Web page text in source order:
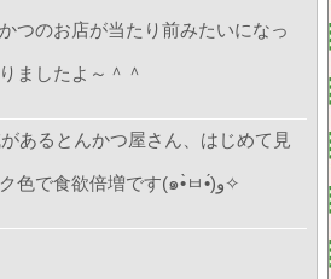
つのお店が当たり前みたいになっ
ましたよ～＾＾
あるとんかつ屋さん、はじめて見
い〜感じのピンク色で食欲倍増です(๑•̀ㅂ•́)و✧︎